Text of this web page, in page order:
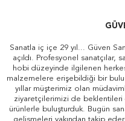
Sanatla iç içe 29 yıl... Güven
açıldı. Profesyonel sanatçılar,
hobi düzeyinde ilgilenen
malzemelere erişebildiği bir
yıllar müşterimiz olan
ziyaretçilerimizi de beklentileri
ürünlerle buluşturduk. Bugün